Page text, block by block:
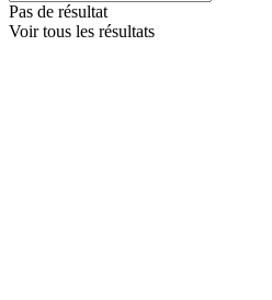
Pas de résultat
Voir tous les résultats